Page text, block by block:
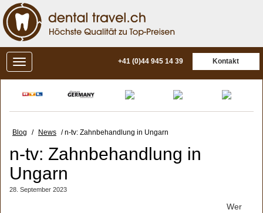
+41 (0)44 945 14 39 Kontakt
Blog / News / n-tv: Zahnbehandlung in Ungarn
n-tv: Zahnbehandlung in
Ungarn
28. September 2023
Wer